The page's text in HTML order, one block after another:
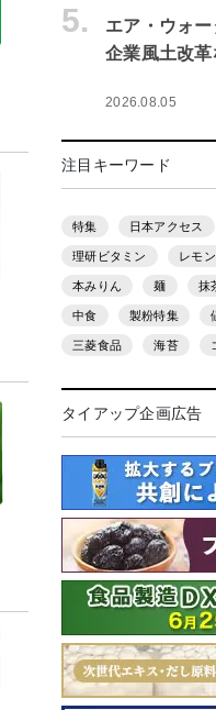
5.
エア・ウォ
企業風土改
2026.08.05
注目キーワード
特集 日本アクセス
理研ビタミン レモ
本みりん 麺 抹
中食 製粉特集
三菱食品 海苔
タイアップ企画広告